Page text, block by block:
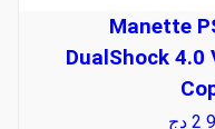
Manette
DualShock 4.0
2 دج